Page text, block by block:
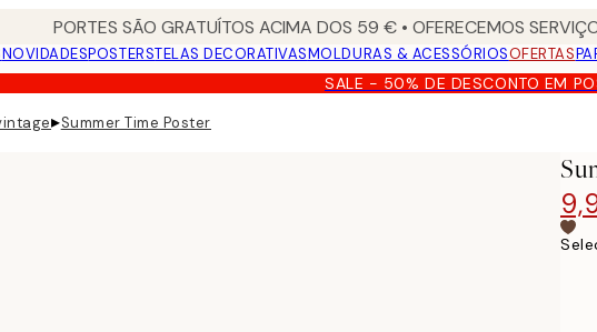
PORTES SÃO GRATUÍTOS ACIMA DOS 59 € • OFERECEMOS
NOVIDADESPOSTERSTELAS DECORATIVASMOLDURAS & ACESSÓRIOSOFERTAS
SALE - 50% DE DESCONTO EM
▸Summer Time Poster